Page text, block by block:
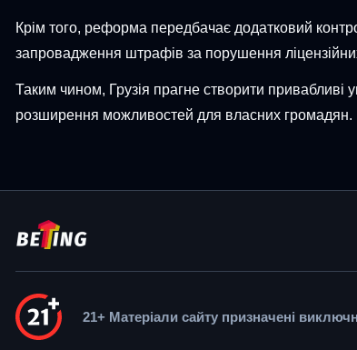
Крім того, реформа передбачає додатковий
запровадження штрафів за порушення
Таким чином, Грузія прагне створити
розширення можливостей для власних громадян.
21+ Матеріали сайту призначені